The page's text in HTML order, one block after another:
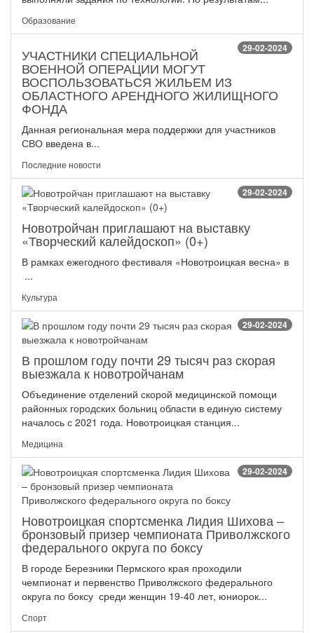
Образование
29-02-2024
УЧАСТНИКИ СПЕЦИАЛЬНОЙ
ВОЕННОЙ ОПЕРАЦИИ МОГУТ
ВОСПОЛЬЗОВАТЬСЯ ЖИЛЬЕМ ИЗ
ОБЛАСТНОГО АРЕНДНОГО ЖИЛИЩНОГО
ФОНДА
Данная региональная мера поддержки для участников
СВО введена в...
Последние новости
29-02-2024
Новотройчан приглашают на выставку
«Творческий калейдоскоп» (0+)
В рамках ежегодного фестиваля «Новотроицкая весна» в
...
Культура
29-02-2024
В прошлом году почти 29 тысяч раз скорая
выезжала к новотройчанам
Объединение отделений скорой медицинской помощи
районных городских больниц области в единую систему
началось с 2021 года. Новотроицкая станция...
Медицина
29-02-2024
Новотроицкая спортсменка Лидия Шихова –
бронзовый призер чемпионата Приволжского
федерального округа по боксу
В городе Березники Пермского края проходили
чемпионат и первенство Приволжского федерального
округа по боксу среди женщин 19-40 лет, юниорок...
Спорт